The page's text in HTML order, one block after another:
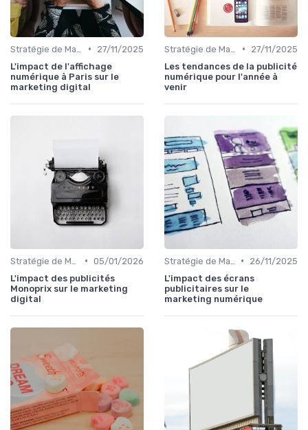
•
27/11/2025
L'impact de l'affichage
numérique à Paris sur le
marketing digital
•
27/11/2025
Les tendances de la publicité
numérique pour l'année à
venir
• 05/01/2026
L'impact des publicités
Monoprix sur le marketing
digital
•
26/11/2025
L'impact des écrans
publicitaires sur le
marketing numérique